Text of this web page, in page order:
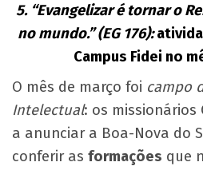
5. “Evangelizar é tornar o
no mundo.” (EG 176):
Campus Fidei no
O mês de março foi campo
Intelectual: os missionários
a anunciar a Boa-Nova do
conferir as formações que